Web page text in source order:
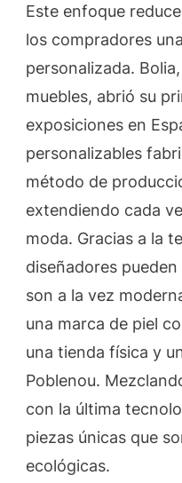
Este enfoque
los compradores
personalizada.
muebles, abrió su
exposiciones en
personalizables
método de
extendiendo cada
moda. Gracias a la
diseñadores
son a la vez
una marca de piel
una tienda física y
Poblenou.
con la última
piezas únicas que
ecológicas.